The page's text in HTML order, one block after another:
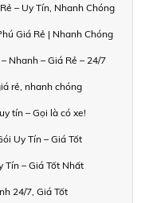
– Uy Tín, Nhanh Chóng
Giá Rẻ | Nhanh Chóng
Nhanh – Giá Rẻ – 24/7
rẻ, nhanh chóng
tín – Gọi là có xe!
Uy Tín – Giá Tốt
Tín – Giá Tốt Nhất
24/7, Giá Tốt